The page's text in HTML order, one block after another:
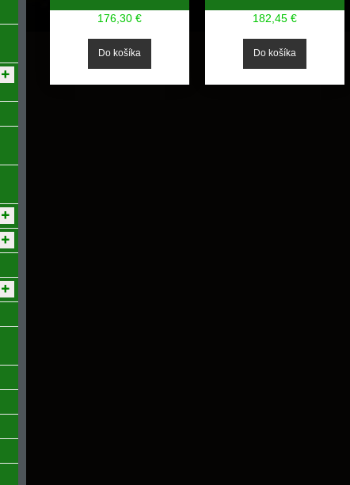
176,30 € 182,45 €